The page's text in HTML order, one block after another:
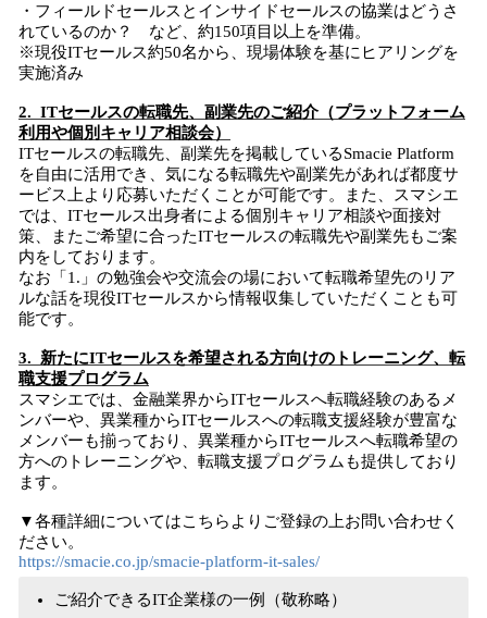
・フィールドセールスとインサイドセールスの協業はどうさ
れているのか？ など、約150項目以上を準備。
※現役ITセールス約50名から、現場体験を基にヒアリングを
実施済み
2. ITセールスの転職先、副業先のご紹介（プラットフォーム
利用や個別キャリア相談会）
ITセールスの転職先、副業先を掲載しているSmacie Platform
を自由に活用でき、気になる転職先や副業先があれば都度サ
ービス上より応募いただくことが可能です。また、スマシエ
では、ITセールス出身者による個別キャリア相談や面接対
策、またご希望に合ったITセールスの転職先や副業先もご案
内をしております。
なお「1.」の勉強会や交流会の場において転職希望先のリア
ルな話を現役ITセールスから情報収集していただくことも可
能です。
3. 新たにITセールスを希望される方向けのトレーニング、転
職支援プログラム
スマシエでは、金融業界からITセールスへ転職経験のあるメ
ンバーや、異業種からITセールスへの転職支援経験が豊富な
メンバーも揃っており、異業種からITセールスへ転職希望の
方へのトレーニングや、転職支援プログラムも提供しており
ます。
▼各種詳細についてはこちらよりご登録の上お問い合わせく
ださい。
https://smacie.co.jp/smacie-platform-it-sales/
ご紹介できるIT企業様の一例（敬称略）